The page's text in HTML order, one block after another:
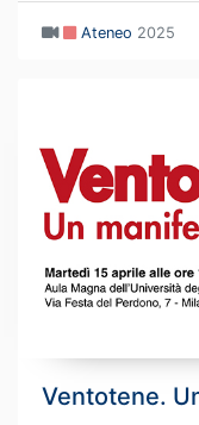
Ateneo 2025
Ventotene.